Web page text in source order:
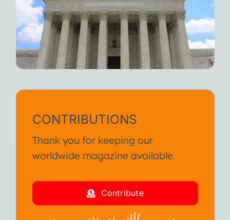
CONTRIBUTIONS
Thank you for keeping our
worldwide magazine available.
Contribute